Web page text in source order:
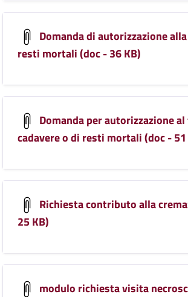
Domanda di autorizzazione
resti mortali (doc - 36 KB)
Domanda per autorizzazione
cadavere o di resti mortali (doc - 51
Richiesta contributo alla
25 KB)
modulo richiesta visita